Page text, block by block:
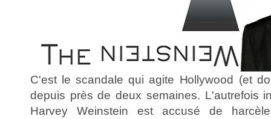
C'est le scandale qui agite Hollywood (et
depuis près de deux semaines. L'autrefois
Harvey Weinstein est accusé de